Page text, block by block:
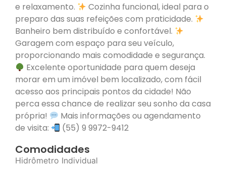
e relaxamento.
Cozinha funcional, ideal para o
preparo das suas refeições com praticidade.
Banheiro bem distribuído e confortável.
Garagem com espaço para seu veículo,
proporcionando mais comodidade e segurança.
Excelente oportunidade para quem deseja
morar em um imóvel bem localizado, com fácil
acesso aos principais pontos da cidade! Não
perca essa chance de realizar seu sonho da casa
própria!
Mais informações ou agendamento
de visita:
(55) 9 9972-9412
Comodidades
Hidrômetro Individual